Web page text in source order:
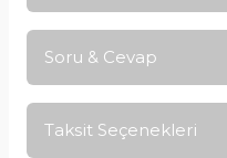
Soru & Cevap
Taksit Seçenekleri